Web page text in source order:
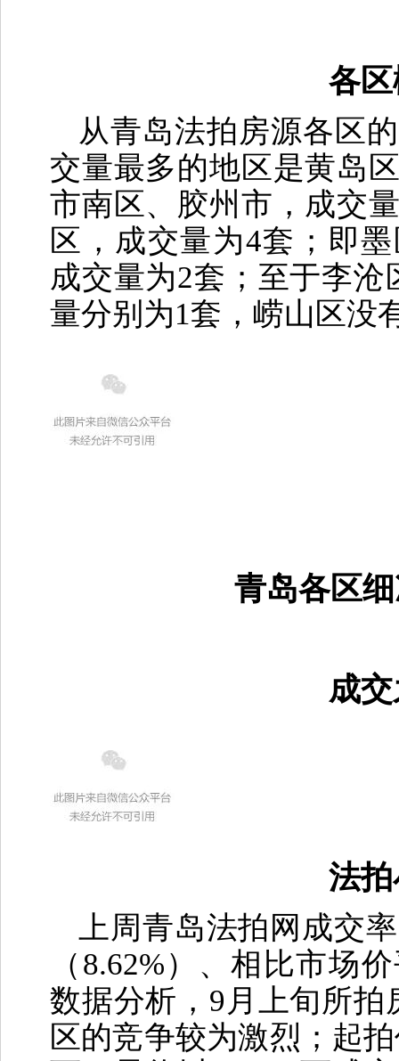
各
从青岛法拍房源各区
交量最多的地区是黄岛
市南区、胶州市，成交
区，成交量为4套；即
成交量为2套；至于李
量分别为1套，崂山区没
青岛各区
成
法
上周青岛法拍网成交
（8.62%）、相比市场
数据分析，9月上旬所
区的竞争较为激烈；起